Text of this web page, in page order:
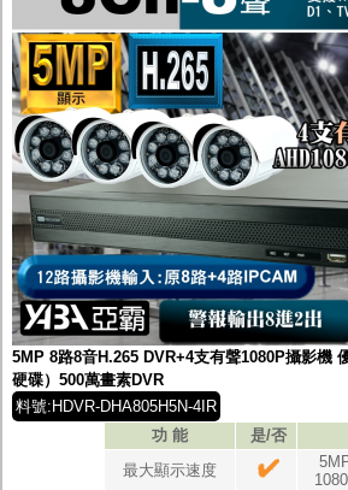
5MP 8路8音H.265 DVR+4支有聲1080P攝影機
硬碟）500萬畫素DVR
料號:HDVR-DHA805H5N-4IR
功 能
是/否
最大顯示速度